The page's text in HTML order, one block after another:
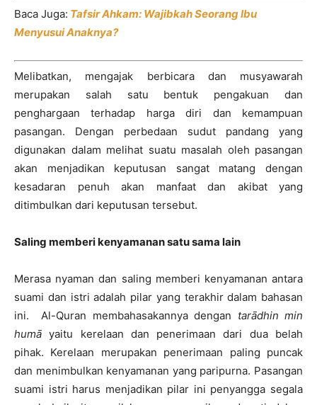
Baca Juga: Tafsir Ahkam: Wajibkah Seorang Ibu
Menyusui Anaknya?
Melibatkan, mengajak berbicara dan musyawarah
merupakan salah satu bentuk pengakuan dan
penghargaan terhadap harga diri dan kemampuan
pasangan. Dengan perbedaan sudut pandang yang
digunakan dalam melihat suatu masalah oleh pasangan
akan menjadikan keputusan sangat matang dengan
kesadaran penuh akan manfaat dan akibat yang
ditimbulkan dari keputusan tersebut.
Saling memberi kenyamanan satu sama lain
Merasa nyaman dan saling memberi kenyamanan antara
suami dan istri adalah pilar yang terakhir dalam bahasan
ini. Al-Quran membahasakannya dengan tarādhin min
humāyaitu kerelaan dan penerimaan dari dua belah
pihak. Kerelaan merupakan penerimaan paling puncak
dan menimbulkan kenyamanan yang paripurna. Pasangan
suami istri harus menjadikan pilar ini penyangga segala